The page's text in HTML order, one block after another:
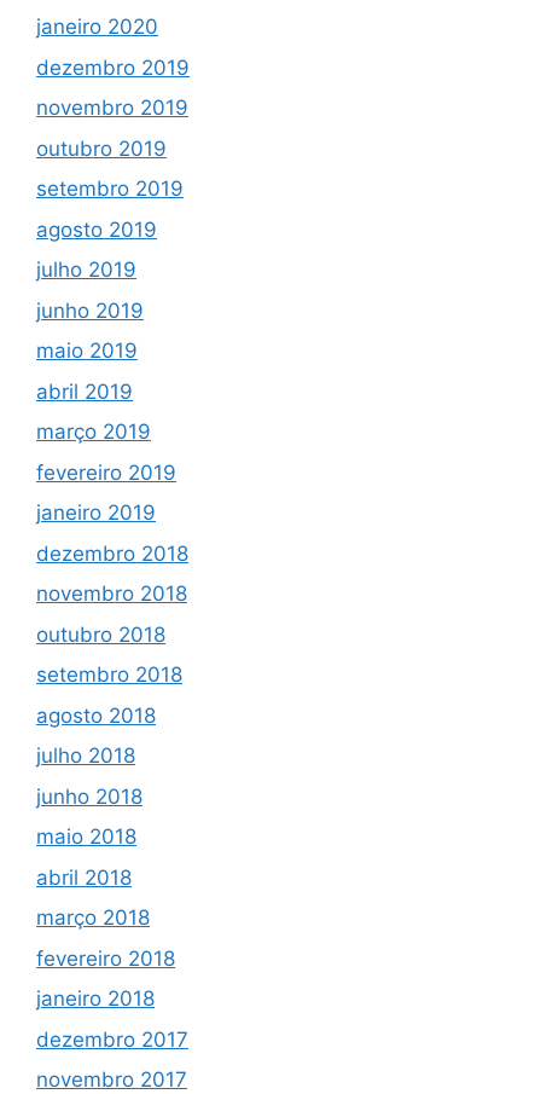
janeiro 2020
dezembro 2019
novembro 2019
outubro 2019
setembro 2019
agosto 2019
julho 2019
junho 2019
maio 2019
abril 2019
março 2019
fevereiro 2019
janeiro 2019
dezembro 2018
novembro 2018
outubro 2018
setembro 2018
agosto 2018
julho 2018
junho 2018
maio 2018
abril 2018
março 2018
fevereiro 2018
janeiro 2018
dezembro 2017
novembro 2017